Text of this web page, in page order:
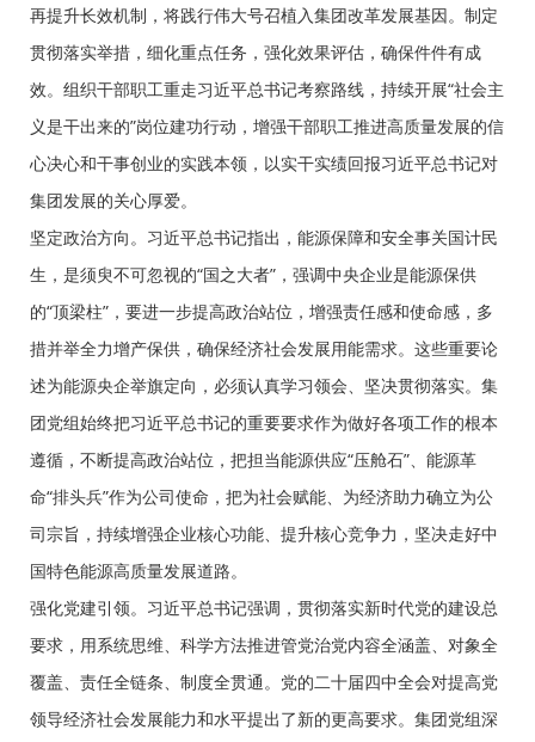
再提升长效机制，将践行伟大号召植入集团改革发展基因。制定
贯彻落实举措，细化重点任务，强化效果评估，确保件件有成
效。组织干部职工重走习近平总书记考察路线，持续开展“社会主
义是干出来的”岗位建功行动，增强干部职工推进高质量发展的信
心决心和干事创业的实践本领，以实干实绩回报习近平总书记对
集团发展的关心厚爱。
坚定政治方向。习近平总书记指出，能源保障和安全事关国计民
生，是须臾不可忽视的“国之大者”，强调中央企业是能源保供
的“顶梁柱”，要进一步提高政治站位，增强责任感和使命感，多
措并举全力增产保供，确保经济社会发展用能需求。这些重要论
述为能源央企举旗定向，必须认真学习领会、坚决贯彻落实。集
团党组始终把习近平总书记的重要要求作为做好各项工作的根本
遵循，不断提高政治站位，把担当能源供应“压舱石”、能源革
命“排头兵”作为公司使命，把为社会赋能、为经济助力确立为公
司宗旨，持续增强企业核心功能、提升核心竞争力，坚决走好中
国特色能源高质量发展道路。
强化党建引领。习近平总书记强调，贯彻落实新时代党的建设总
要求，用系统思维、科学方法推进管党治党内容全涵盖、对象全
覆盖、责任全链条、制度全贯通。党的二十届四中全会对提高党
领导经济社会发展能力和水平提出了新的更高要求。集团党组深